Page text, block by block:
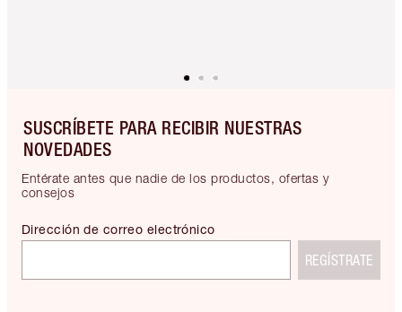
SUSCRÍBETE PARA RECIBIR NUESTRAS
NOVEDADES
Entérate antes que nadie de los productos, ofertas y
consejos
Dirección de correo electrónico
REGÍSTRATE